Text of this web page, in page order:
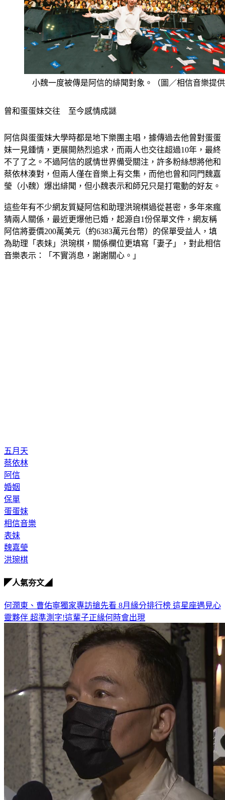
小魏一度被傳是阿信的緋聞對象。（圖／相信音樂提
曾和蛋蛋妹交往　至今感情成謎
阿信與蛋蛋妹大學時都是地下樂團主唱，據傳過去他曾對蛋蛋
妹一見鍾情，更展開熱烈追求，而兩人也交往超過10年，最終
不了了之。不過阿信的感情世界備受關注，許多粉絲想將他和
蔡依林湊對，但兩人僅在音樂上有交集，而他也曾和同門魏嘉
瑩（小魏）爆出緋聞，但小魏表示和師兄只是打電動的好友。
這些年有不少網友質疑阿信和助理洪琬棋過從甚密，多年來瘋
猜兩人關係，最近更爆他已婚，起源自1份保單文件，網友稱
阿信將要價200萬美元（約6383萬元台幣）的保單受益人，填
為助理「表妹」洪琬棋，關係欄位更填寫「妻子」，對此相信
音樂表示：「不實消息，謝謝關心。」
五月天
蔡依林
阿信
婚姻
保單
蛋蛋妹
相信音樂
表妹
魏嘉瑩
洪琬棋
◤人氣夯文◢
何潤東、曹佑寧獨家專訪搶先看 8月緣分排行榜 這星座遇見心
靈夥伴 超準測字!這輩子正緣何時會出現